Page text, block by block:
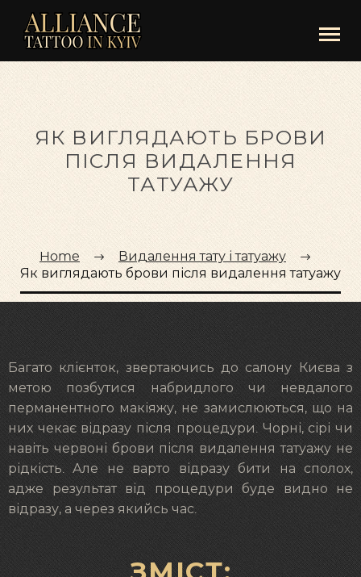
ЯК ВИГЛЯДАЮТЬ БРОВИ
ПІСЛЯ ВИДАЛЕННЯ
ТАТУАЖУ
Home
Видалення тату і татуажу
Як виглядають брови після видалення татуажу
Багато клієнток, звертаючись до салону Києва з
метою позбутися набридлого чи невдалого
перманентного макіяжу, не замислюються, що на
них чекає відразу після процедури. Чорні, сірі чи
навіть червоні брови після видалення татуажу не
рідкість. Але не варто відразу бити на сполох,
адже результат від процедури буде видно не
відразу, а через якийсь час.